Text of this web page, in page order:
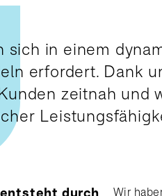
sich in einem
erfordert. Dank
zeitnah und
durch
Wir